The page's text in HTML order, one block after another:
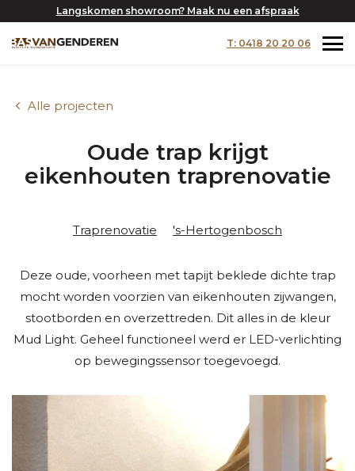
Langskomen showroom? Maak nu een afspraak
T: 0418 20 20 06
Alle projecten
Oude trap krijgt
eikenhouten traprenovatie
Traprenovatie 's-Hertogenbosch
Deze oude, voorheen met tapijt beklede dichte trap
mocht worden voorzien van eikenhouten zijwangen,
stootborden en overzettreden. Dit alles in de kleur
Mud Light. Geheel functioneel werd er LED-verlichting
op bewegingssensor toegevoegd.